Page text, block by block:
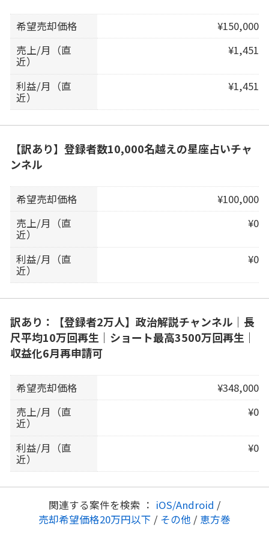
希望売却価格
¥150,000
売上/月（直
近）
¥1,451
利益/月（直
近）
¥1,451
【訳あり】登録者数10,000名越えの星座占いチャ
ンネル
希望売却価格
¥100,000
売上/月（直
近）
¥0
利益/月（直
近）
¥0
訳あり：【登録者2万人】政治解説チャンネル｜長
尺平均10万回再生｜ショート最高3500万回再生｜
収益化6月再申請可
希望売却価格
¥348,000
売上/月（直
近）
¥0
利益/月（直
近）
¥0
関連する案件を検索 ： iOS/Android /
売却希望価格20万円以下 / その他 / 恵方巻